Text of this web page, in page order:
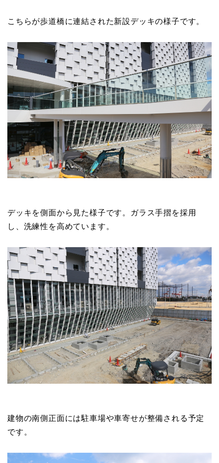
こちらが歩道橋に連結された新設デッキの様子です。
デッキを側面から見た様子です。ガラス手摺を採用
し、洗練性を高めています。
建物の南側正面には駐車場や車寄せが整備される予定
です。